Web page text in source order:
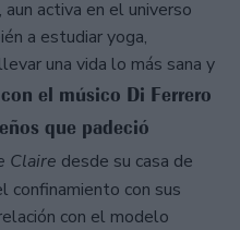
aun activa en el universo
a estudiar yoga,
una vida lo más sana y
con el músico Di Ferrero
que padeció
Claire desde su casa de
confinamiento con sus
con el modelo